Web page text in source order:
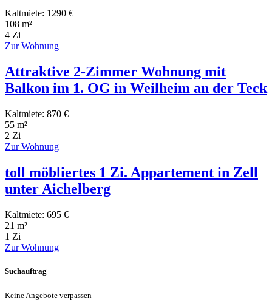
Kaltmiete: 1290 €
108 m²
4 Zi
Zur Wohnung
Attraktive 2-Zimmer Wohnung mit
Balkon im 1. OG in Weilheim an der Teck
Kaltmiete: 870 €
55 m²
2 Zi
Zur Wohnung
toll möbliertes 1 Zi. Appartement in Zell
unter Aichelberg
Kaltmiete: 695 €
21 m²
1 Zi
Zur Wohnung
Suchauftrag
Keine Angebote verpassen